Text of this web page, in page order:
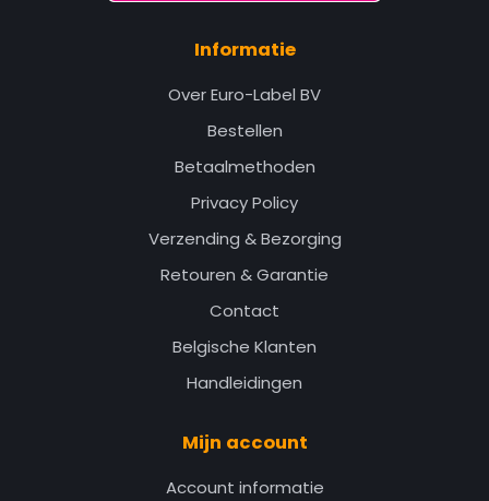
Informatie
Over Euro-Label BV
Bestellen
Betaalmethoden
Privacy Policy
Verzending & Bezorging
Retouren & Garantie
Contact
Belgische Klanten
Handleidingen
Mijn account
Account informatie